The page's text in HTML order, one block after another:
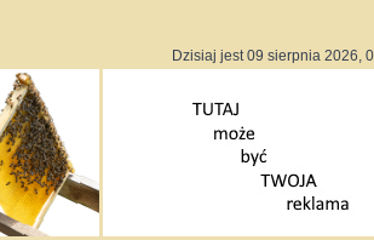
Dzisiaj jest 09 sierpnia 2026,